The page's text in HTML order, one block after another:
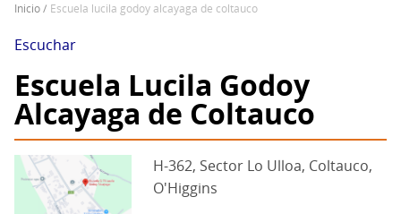
Sobrescribir
enlaces
de
ayuda
a
la
navegación
inicio escuela lucila godoy alcayaga de coltauco
Escuchar
Escuela Lucila Godoy
Alcayaga de Coltauco
H-362, Sector Lo Ulloa, Coltauco,
O'Higgins